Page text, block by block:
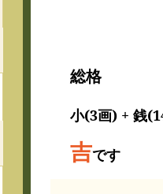
総格
小(3画) + 銭
吉です